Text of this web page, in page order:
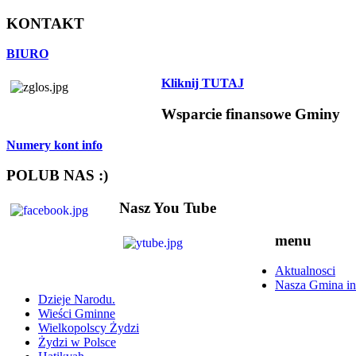
KONTAKT
BIURO
Kliknij TUTAJ
Wsparcie finansowe Gminy
Numery kont info
POLUB NAS :)
Nasz You Tube
menu
Aktualnosci
Nasza Gmina
Dzieje Narodu.
Wieści Gminne
Wielkopolscy Żydzi
Żydzi w Polsce